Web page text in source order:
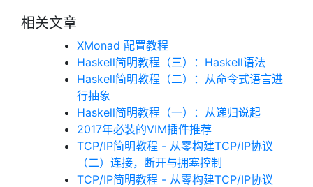
相关文章
XMonad 配置教程
Haskell简明教程（三）：Haskell语法
Haskell简明教程（二）：从命令式语言进
行抽象
Haskell简明教程（一）：从递归说起
2017年必装的VIM插件推荐
TCP/IP简明教程 - 从零构建TCP/IP协议
（二）连接，断开与拥塞控制
TCP/IP简明教程 - 从零构建TCP/IP协议